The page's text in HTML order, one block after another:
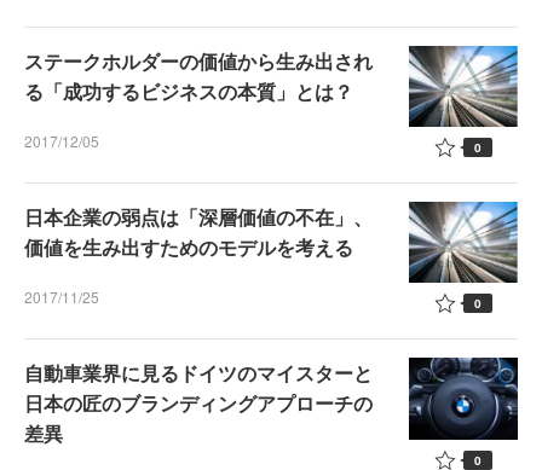
ステークホルダーの価値から生み出され
る「成功するビジネスの本質」とは？
2017/12/05 0
日本企業の弱点は「深層価値の不在」、
価値を生み出すためのモデルを考える
2017/11/25 0
自動車業界に見るドイツのマイスターと
日本の匠のブランディングアプローチの
差異
0